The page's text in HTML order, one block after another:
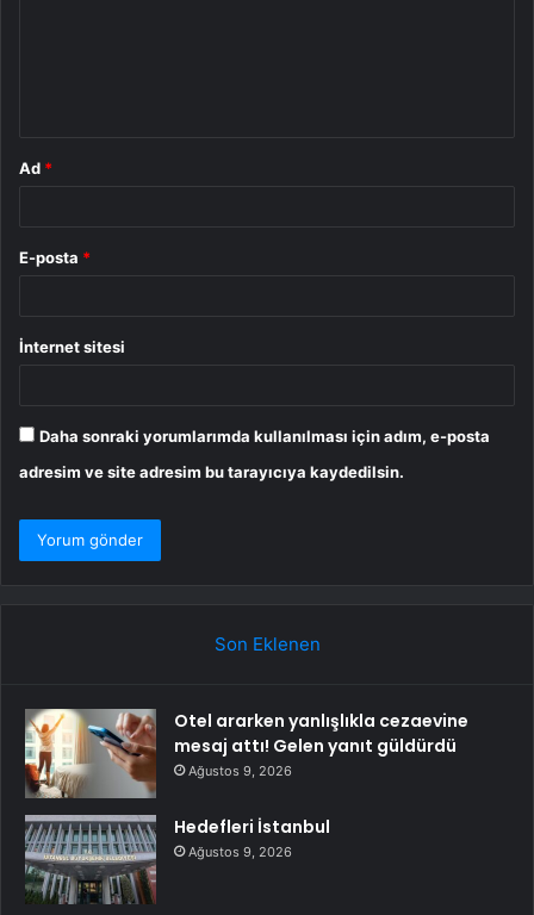
Ad *
E-posta *
İnternet sitesi
Daha sonraki yorumlarımda kullanılması için adım, e-posta
adresim ve site adresim bu tarayıcıya kaydedilsin.
Son Eklenen
Otel ararken yanlışlıkla cezaevine
mesaj attı! Gelen yanıt güldürdü
Ağustos 9, 2026
Hedefleri İstanbul
Ağustos 9, 2026